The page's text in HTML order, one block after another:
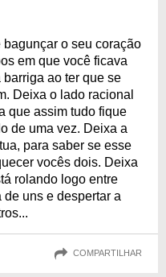
o seu coração
em que você ficava
ao ter que se
Deixa o lado racional
que assim tudo fique
de uma vez. Deixa a
para saber se esse
vocês dois. Deixa
rolando logo entre
uns e despertar a
COMPARTILHAR